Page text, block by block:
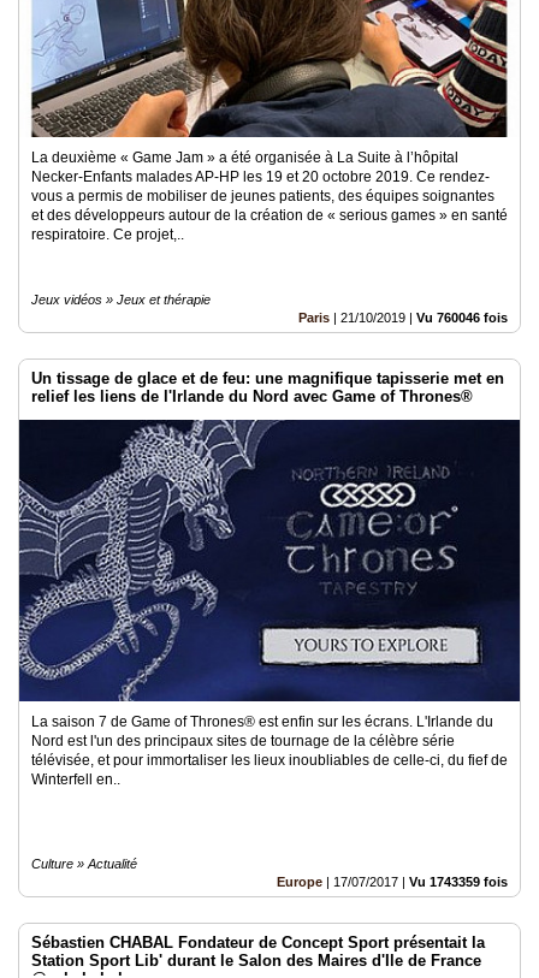
La deuxième « Game Jam » a été organisée à La Suite à l’hôpital
Necker-Enfants malades AP-HP les 19 et 20 octobre 2019. Ce rendez-
vous a permis de mobiliser de jeunes patients, des équipes soignantes
et des développeurs autour de la création de « serious games » en santé
respiratoire. Ce projet,..
Jeux vidéos » Jeux et thérapie
Paris | 21/10/2019 | Vu 760046 fois
Un tissage de glace et de feu: une magnifique tapisserie met en
relief les liens de l'Irlande du Nord avec Game of Thrones®
La saison 7 de Game of Thrones® est enfin sur les écrans. L'Irlande du
Nord est l'un des principaux sites de tournage de la célèbre série
télévisée, et pour immortaliser les lieux inoubliables de celle-ci, du fief de
Winterfell en..
Culture » Actualité
Europe | 17/07/2017 | Vu 1743359 fois
Sébastien CHABAL Fondateur de Concept Sport présentait la
Station Sport Lib' durant le Salon des Maires d'Ile de France